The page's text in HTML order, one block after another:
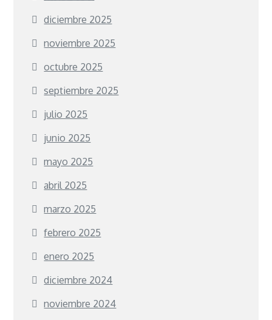
diciembre 2025
noviembre 2025
octubre 2025
septiembre 2025
julio 2025
junio 2025
mayo 2025
abril 2025
marzo 2025
febrero 2025
enero 2025
diciembre 2024
noviembre 2024